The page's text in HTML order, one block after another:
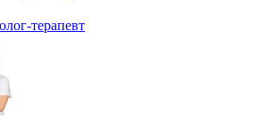
терапевт